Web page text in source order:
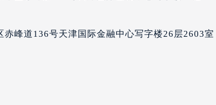
心（需提前预约）
前预约）
前预约）
前预约）
赤峰道136号天津国际金融中心写字楼26层2603室